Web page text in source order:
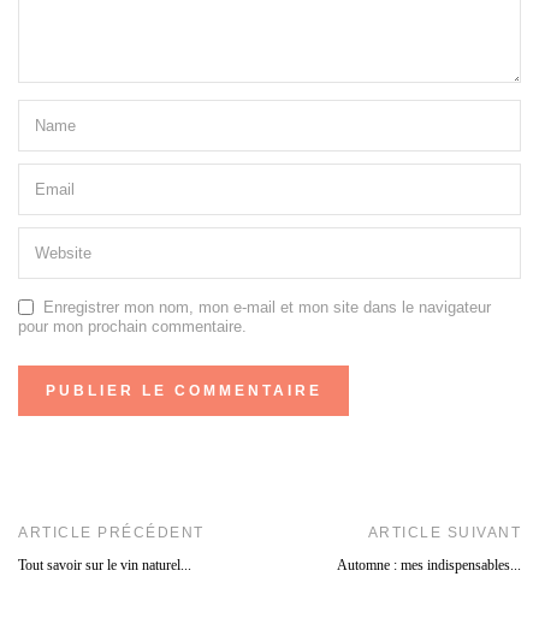
Enregistrer mon nom, mon e-mail et mon site dans le navigateur
pour mon prochain commentaire.
ARTICLE PRÉCÉDENT
Tout savoir sur le vin naturel...
ARTICLE SUIVANT
Automne : mes indispensables...